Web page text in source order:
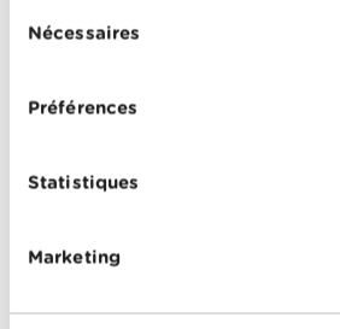
duNécessaires
Préférences
Statistiques
Marketing
Mobile